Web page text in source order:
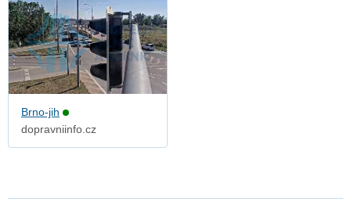
Brno-jih
dopravniinfo.cz